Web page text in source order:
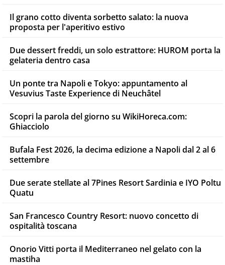
Il grano cotto diventa sorbetto salato: la nuova
proposta per l'aperitivo estivo
Due dessert freddi, un solo estrattore: HUROM porta la
gelateria dentro casa
Un ponte tra Napoli e Tokyo: appuntamento al
Vesuvius Taste Experience di Neuchâtel
Scopri la parola del giorno su WikiHoreca.com:
Ghiacciolo
Bufala Fest 2026, la decima edizione a Napoli dal 2 al 6
settembre
Due serate stellate al 7Pines Resort Sardinia e IYO Poltu
Quatu
San Francesco Country Resort: nuovo concetto di
ospitalità toscana
Onorio Vitti porta il Mediterraneo nel gelato con la
mastiha